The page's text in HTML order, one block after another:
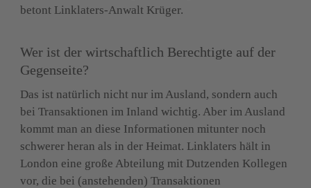
betont Linklaters-Anwalt Krüger.
Wer ist der wirtschaftlich Berechtigte auf der
Gegenseite?
Das ist natürlich nicht nur im Ausland, sondern auch
bei Transaktionen im Inland wichtig. Aber im Ausland
kommt man an diese Informationen mitunter noch
schwerer heran als in der Heimat. Linklaters hält in
London eine große Abteilung mit Dutzenden Kollegen
vor, die bei (anstehenden) Transaktionen